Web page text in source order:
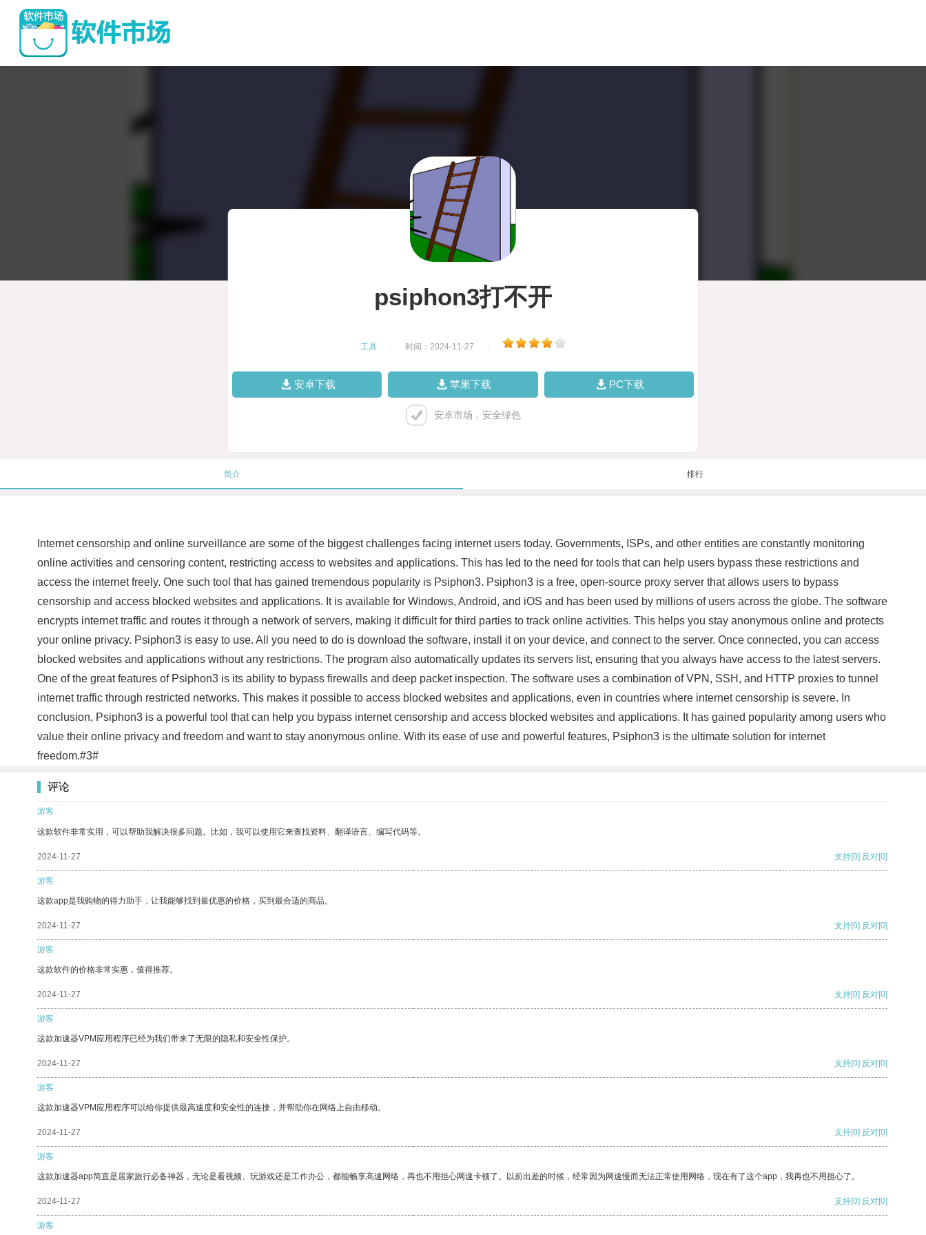
psiphon3打不开
工具 时间：2024-11-27
安卓下载 苹果下载 PC下载
安卓市场，安全绿色
简介 排行
Internet censorship and online surveillance are some of the biggest challenges facing internet users today. Governments, ISPs, and other entities are constantly monitoring
online activities and censoring content, restricting access to websites and applications. This has led to the need for tools that can help users bypass these restrictions and
access the internet freely. One such tool that has gained tremendous popularity is Psiphon3. Psiphon3 is a free, open-source proxy server that allows users to bypass
censorship and access blocked websites and applications. It is available for Windows, Android, and iOS and has been used by millions of users across the globe. The software
encrypts internet traffic and routes it through a network of servers, making it difficult for third parties to track online activities. This helps you stay anonymous online and protects
your online privacy. Psiphon3 is easy to use. All you need to do is download the software, install it on your device, and connect to the server. Once connected, you can access
blocked websites and applications without any restrictions. The program also automatically updates its servers list, ensuring that you always have access to the latest servers.
One of the great features of Psiphon3 is its ability to bypass firewalls and deep packet inspection. The software uses a combination of VPN, SSH, and HTTP proxies to tunnel
internet traffic through restricted networks. This makes it possible to access blocked websites and applications, even in countries where internet censorship is severe. In
conclusion, Psiphon3 is a powerful tool that can help you bypass internet censorship and access blocked websites and applications. It has gained popularity among users who
value their online privacy and freedom and want to stay anonymous online. With its ease of use and powerful features, Psiphon3 is the ultimate solution for internet
freedom.#3#
评论
游客
这款软件非常实用，可以帮助我解决很多问题。比如，我可以使用它来查找资料、翻译语言、编写代码等。
2024-11-27 支持[0] 反对[0]
游客
这款app是我购物的得力助手，让我能够找到最优惠的价格，买到最合适的商品。
2024-11-27 支持[0] 反对[0]
游客
这款软件的价格非常实惠，值得推荐。
2024-11-27 支持[0] 反对[0]
游客
这款加速器VPM应用程序已经为我们带来了无限的隐私和安全性保护。
2024-11-27 支持[0] 反对[0]
游客
这款加速器VPM应用程序可以给你提供最高速度和安全性的连接，并帮助你在网络上自由移动。
2024-11-27 支持[0] 反对[0]
游客
这款加速器app简直是居家旅行必备神器，无论是看视频、玩游戏还是工作办公，都能畅享高速网络，再也不用担心网速卡顿了。以前出差的时候，经常因为网速慢而无法正常使用网络，现在有了这个app，我再也不用担心了。
2024-11-27 支持[0] 反对[0]
游客